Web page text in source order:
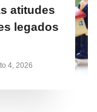
atitudes
legados
4, 2026